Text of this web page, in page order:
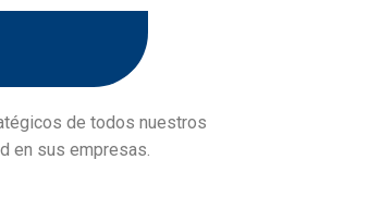
de todos nuestros
en sus empresas.